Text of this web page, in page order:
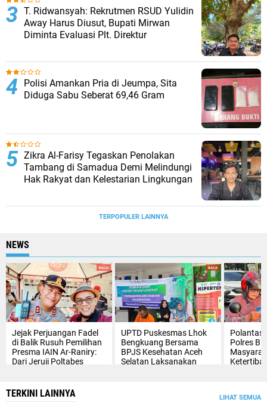
T. Ridwansyah: Rekrutmen RSUD Yulidin
Away Harus Diusut, Bupati Mirwan
Diminta Evaluasi Plt. Direktur
Polisi Amankan Pria di Jeumpa, Sita
Diduga Sabu Seberat 69,46 Gram
Zikra Al-Farisy Tegaskan Penolakan
Tambang di Samadua Demi Melindungi
Hak Rakyat dan Kelestarian Lingkungan
TERPOPULER LAINNYA
NEWS
Jejak Perjuangan Fadel
di Balik Rusuh Pemilihan
Presma IAIN Ar-Raniry:
Dari Jeruji Poltabes
UPTD Puskesmas Lhok
Bengkuang Bersama
BPJS Kesehatan Aceh
Selatan Laksanakan
Polantas
Polres
TERKINI LAINNYA LIHAT SEMUA